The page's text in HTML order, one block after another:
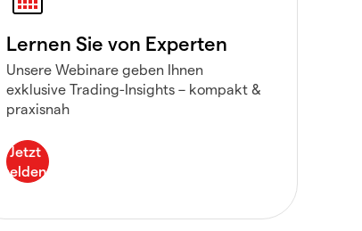
Lernen Sie von Experten
Unsere Webinare geben Ihnen
exklusive Trading-Insights – kompakt &
praxisnah